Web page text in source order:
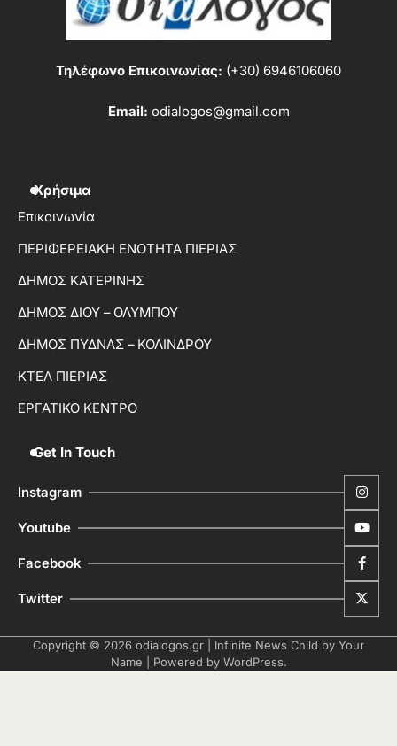
Τηλέφωνο Επικοινωνίας: (+30) 6946106060
Email: odialogos@gmail.com
Χρήσιμα
Επικοινωνία
ΠΕΡΙΦΕΡΕΙΑΚΗ ΕΝΟΤΗΤΑ ΠΙΕΡΙΑΣ
ΔΗΜΟΣ ΚΑΤΕΡΙΝΗΣ
ΔΗΜΟΣ ΔΙΟΥ – ΟΛΥΜΠΟΥ
ΔΗΜΟΣ ΠΥΔΝΑΣ – ΚΟΛΙΝΔΡΟΥ
ΚΤΕΛ ΠΙΕΡΙΑΣ
ΕΡΓΑΤΙΚΟ ΚΕΝΤΡΟ
Get In Touch
Instagram
Youtube
Facebook
Twitter
Copyright © 2026 odialogos.gr | Infinite News Child by Your
Name | Powered by WordPress.